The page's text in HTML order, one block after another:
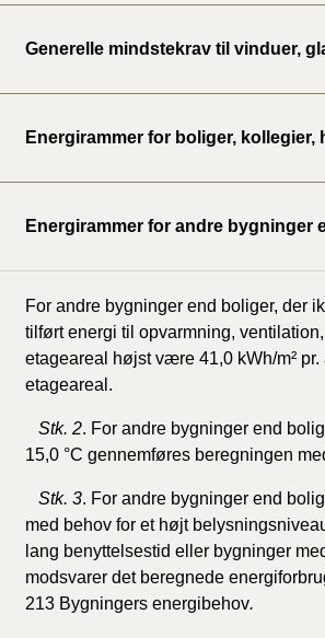
Generelle mindstekrav til vinduer,
Energirammer for boliger, kollegier,
Energirammer for andre bygninger
For andre bygninger end boliger, der
tilført energi til opvarmning,
etageareal højst være 41,0 kWh/m²
etageareal.
Stk. 2. For andre bygninger end
15,0 °C gennemføres beregningen
Stk. 3. For andre bygninger end
med behov for et højt
lang benyttelsestid eller bygninger
modsvarer det beregnede
213 Bygningers energibehov.